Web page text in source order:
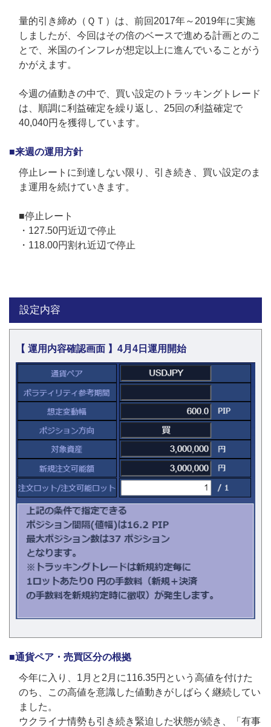
量的引き締め（ＱＴ）は、前回2017年～2019年に実施
しましたが、今回はその倍のベースで進める計画とのこ
とで、米国のインフレが想定以上に進んでいることがう
かがえます。
今週の値動きの中で、買い設定のトラッキングトレード
は、順調に利益確定を繰り返し、25回の利益確定で
40,040円を獲得しています。
■来週の運用方針
停止レートに到達しない限り、引き続き、買い設定のま
ま運用を続けていきます。
■停止レート
・127.50円近辺で停止
・118.00円割れ近辺で停止
設定内容
【 運用内容確認画面 】4月4日運用開始
■通貨ペア・売買区分の根拠
今年に入り、1月と2月に116.35円という高値を付けた
のち、この高値を意識した値動きがしばらく継続してい
ました。
ウクライナ情勢も引き続き緊迫した状態が続き、「有事